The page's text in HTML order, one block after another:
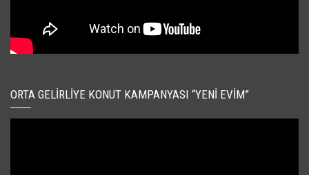
ORTA GELIRLIYE KONUT KAMPANYASI “YENI EVIM”